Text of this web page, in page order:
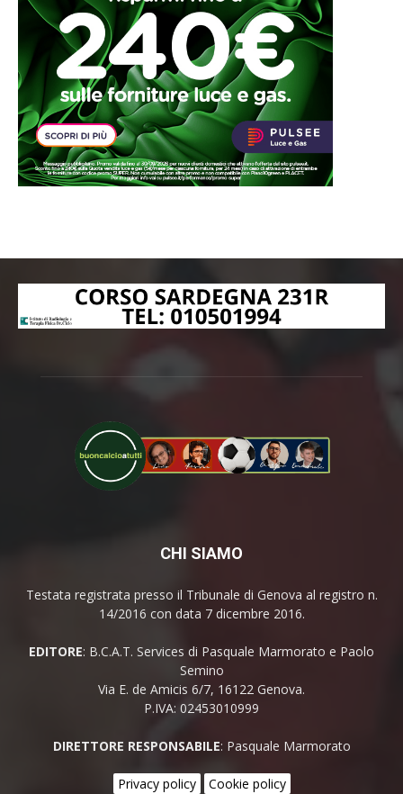
CHI SIAMO
Testata registrata presso il Tribunale di Genova al registro n.
14/2016 con data 7 dicembre 2016.
EDITORE: B.C.A.T. Services di Pasquale Marmorato e Paolo
Semino
Via E. de Amicis 6/7, 16122 Genova.
P.IVA: 02453010999
DIRETTORE RESPONSABILE: Pasquale Marmorato
Privacy policy Cookie policy